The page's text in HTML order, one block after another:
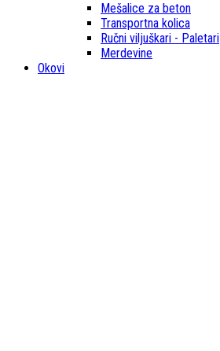
Mešalice za beton
Transportna kolica
Ručni viljuškari - Paletari
Merdevine
Okovi